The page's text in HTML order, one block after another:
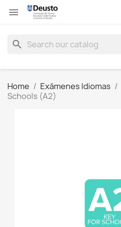

search
Home Exámenes Idiomas
Schools (A2)